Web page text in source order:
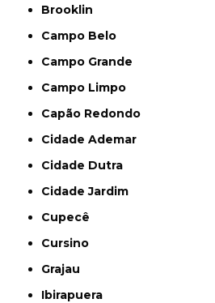
Brooklin
Campo Belo
Campo Grande
Campo Limpo
Capão Redondo
Cidade Ademar
Cidade Dutra
Cidade Jardim
Cupecê
Cursino
Grajau
Ibirapuera